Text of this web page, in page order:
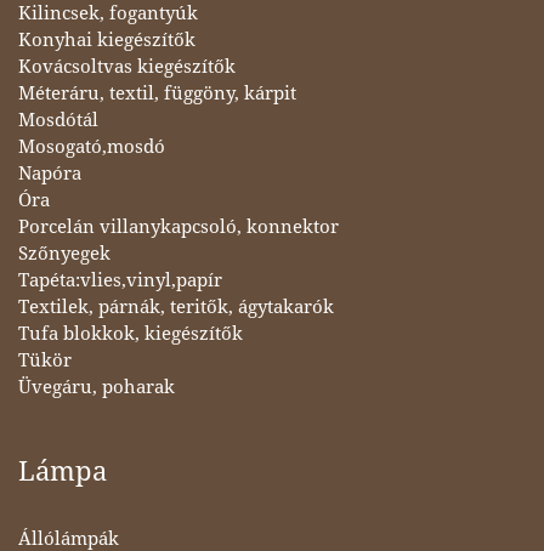
Kilincsek, fogantyúk
Konyhai kiegészítők
Kovácsoltvas kiegészítők
Méteráru, textil, függöny, kárpit
Mosdótál
Mosogató,mosdó
Napóra
Óra
Porcelán villanykapcsoló, konnektor
Szőnyegek
Tapéta:vlies,vinyl,papír
Textilek, párnák, teritők, ágytakarók
Tufa blokkok, kiegészítők
Tükör
Üvegáru, poharak
Lámpa
Állólámpák